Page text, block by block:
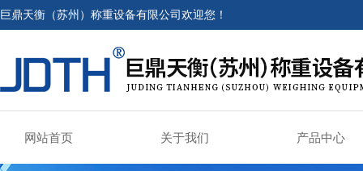
巨鼎天衡（苏州）称重设备有限公司欢迎您！
网站首页 关于我们 产品中心